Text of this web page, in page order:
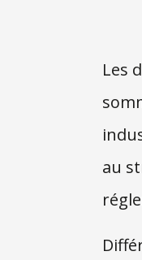
Les
au